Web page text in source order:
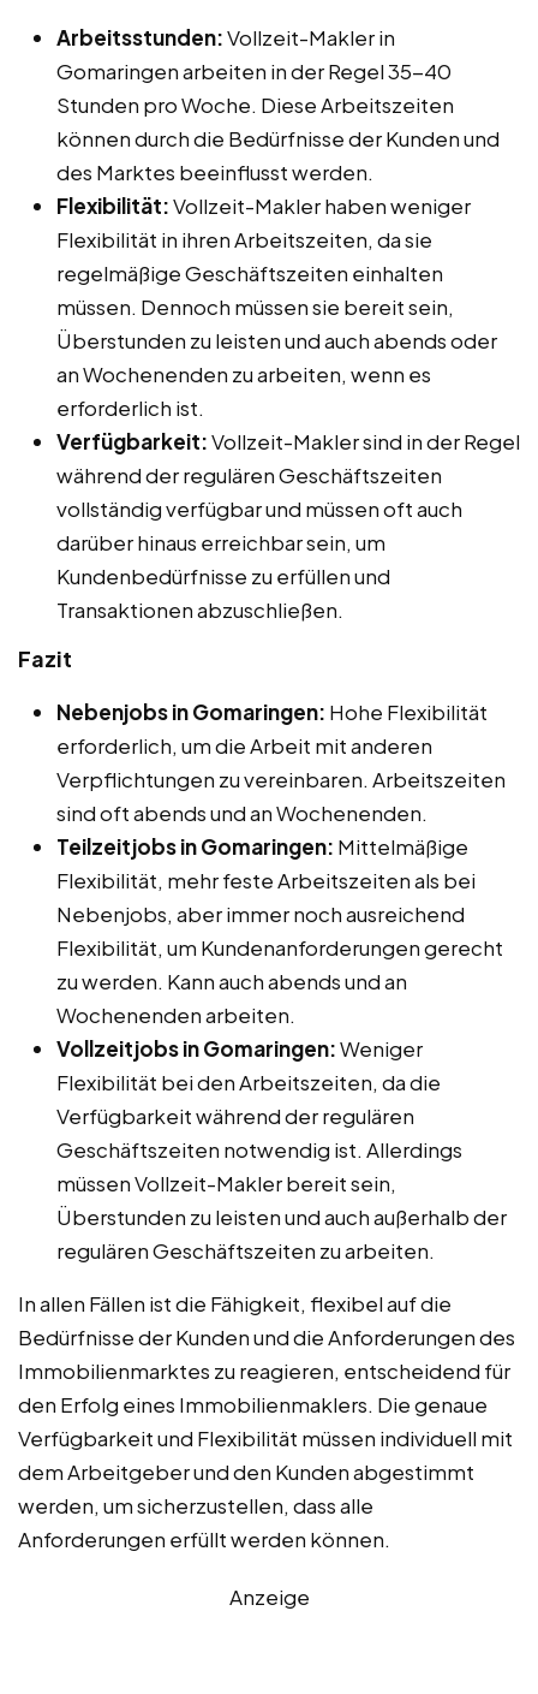
Arbeitsstunden:Vollzeit-Makler in
Gomaringen arbeiten in der Regel 35-40
Stunden pro Woche. Diese Arbeitszeiten
können durch die Bedürfnisse der Kunden und
des Marktes beeinflusst werden.
Flexibilität:Vollzeit-Makler haben weniger
Flexibilität in ihren Arbeitszeiten, da sie
regelmäßige Geschäftszeiten einhalten
müssen. Dennoch müssen sie bereit sein,
Überstunden zu leisten und auch abends oder
an Wochenenden zu arbeiten, wenn es
erforderlich ist.
Verfügbarkeit:Vollzeit-Makler sind in der Regel
während der regulären Geschäftszeiten
vollständig verfügbar und müssen oft auch
darüber hinaus erreichbar sein, um
Kundenbedürfnisse zu erfüllen und
Transaktionen abzuschließen.
Fazit
Nebenjobs in Gomaringen: Hohe Flexibilität
erforderlich, um die Arbeit mit anderen
Verpflichtungen zu vereinbaren. Arbeitszeiten
sind oft abends und an Wochenenden.
Teilzeitjobs in Gomaringen: Mittelmäßige
Flexibilität, mehr feste Arbeitszeiten als bei
Nebenjobs, aber immer noch ausreichend
Flexibilität, um Kundenanforderungen gerecht
zu werden. Kann auch abends und an
Wochenenden arbeiten.
Vollzeitjobs in Gomaringen:Weniger
Flexibilität bei den Arbeitszeiten, da die
Verfügbarkeit während der regulären
Geschäftszeiten notwendig ist. Allerdings
müssen Vollzeit-Makler bereit sein,
Überstunden zu leisten und auch außerhalb der
regulären Geschäftszeiten zu arbeiten.
In allen Fällen ist die Fähigkeit, flexibel auf die
Bedürfnisse der Kunden und die Anforderungen des
Immobilienmarktes zu reagieren, entscheidend für
den Erfolg eines Immobilienmaklers. Die genaue
Verfügbarkeit und Flexibilität müssen individuell mit
dem Arbeitgeber und den Kunden abgestimmt
werden, um sicherzustellen, dass alle
Anforderungen erfüllt werden können.
Anzeige